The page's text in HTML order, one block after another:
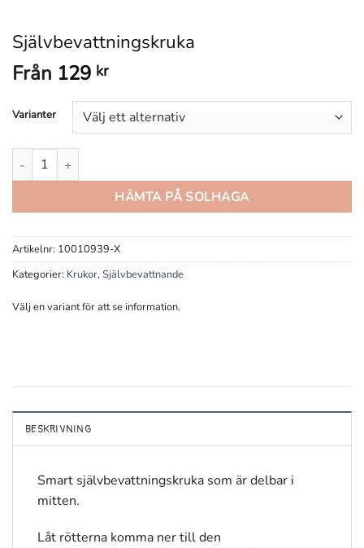
Självbevattningskruka
Från 129 kr
Varianter
Självbevattningskruka mängd
HÄMTA PÅ SOLHAGA
Artikelnr: 10010939-X
Kategorier: Krukor,Självbevattnande
Välj en variant för att se information.
BESKRIVNING
Smart självbevattningskruka som är delbar i
mitten.
Låt rötterna komma ner till den